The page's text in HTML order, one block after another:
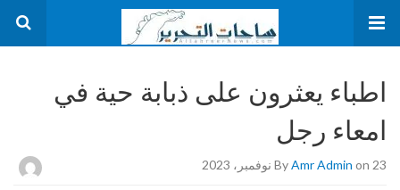
اطباء يعثرون على ذبابة حية في
امعاء رجل
ByAmr Admin on 23 نوفمبر، 2023